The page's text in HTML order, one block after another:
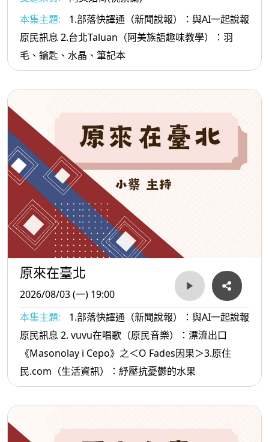
本集主題:
1.部落快譯通（新聞說報）：與AI一起說報
原民訊息 2.台北Taluan（阿美族語趣味教學）：羽
毛、鑰匙、水晶、筆記本
原來在臺北
2026/08/03 (一) 19:00
本集主題:
1.部落快譯通（新聞說報）：與AI一起說報
原民訊息 2. vuvu在唱歌（原民音樂）：漂流出口
《Masonolay i Cepo》之＜O Fades因果＞3.原住
民.com（生活資訊）：紓壓抗憂鬱的水果